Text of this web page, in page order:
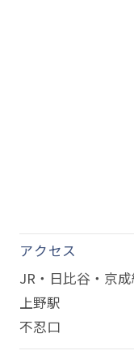
アクセス
JR・日比谷・京
上野駅
不忍口